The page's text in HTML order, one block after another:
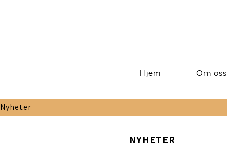
Hjem Om oss
Nyheter
NYHETER